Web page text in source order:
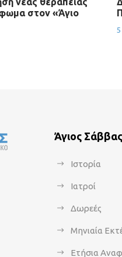
στον «Άγιο
5
Άγιος Σάββας
Ιστορία
Ιατροί
Δωρεές
Μηνιαία
Ετήσια